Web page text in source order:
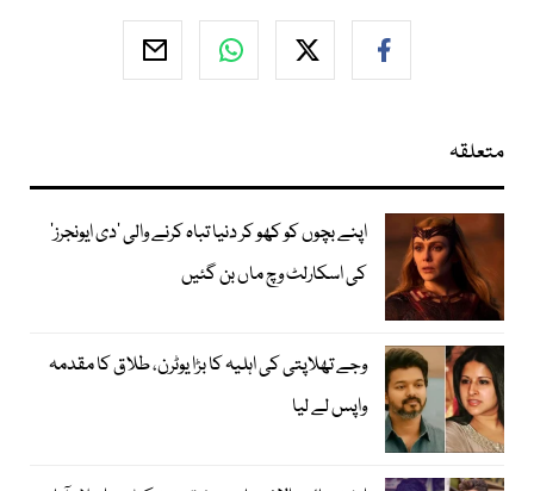
متعلقہ
اپنے بچوں کو کھو کر دنیا تباہ کرنے والی ’دی ایونجرز‘
کی اسکارلٹ وچ ماں بن گئیں
وجے تھلاپتی کی اہلیہ کا بڑا یوٹرن، طلاق کا مقدمہ
واپس لے لیا